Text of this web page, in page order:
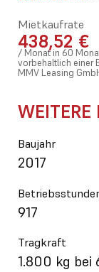
Mietkaufrate
438,52 €
/ Monat in 60
vorbehaltlich einer
MMV Leasing
WEITERE
Baujahr
2017
917
Tragkraft
1.800 kg bei